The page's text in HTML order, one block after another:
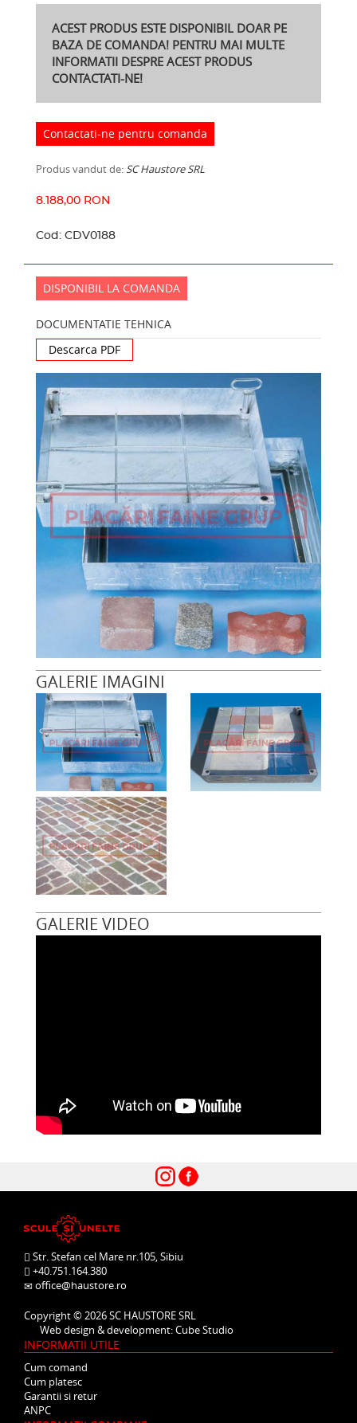
ACEST PRODUS ESTE DISPONIBIL DOAR PE
BAZA DE COMANDA! PENTRU MAI MULTE
INFORMATII DESPRE ACEST PRODUS
CONTACTATI-NE!
Contactati-ne pentru comanda
Produs vandut de:SC Haustore SRL
8.188,00 RON
Cod: CDV0188
DISPONIBIL LA COMANDA
DOCUMENTATIE TEHNICA
Descarca PDF
GALERIE IMAGINI
GALERIE VIDEO
Str. Stefan cel Mare nr.105, Sibiu
+40.751.164.380
office@haustore.ro
Copyright © 2026SC HAUSTORE SRL
Web design & development:Cube Studio
INFORMATII UTILE
Cum comand
Cum platesc
Garantii si retur
ANPC